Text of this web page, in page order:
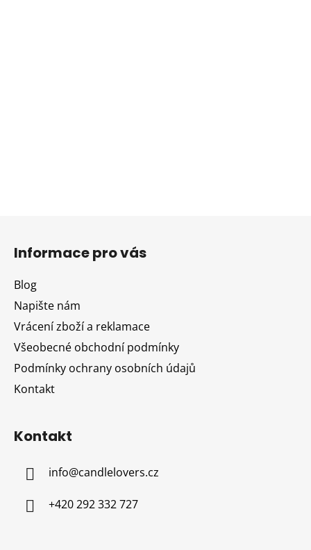
Informace pro vás
Blog
Napište nám
Vrácení zboží a reklamace
Všeobecné obchodní podmínky
Podmínky ochrany osobních údajů
Kontakt
Kontakt
info@candlelovers.cz
+420 292 332 727